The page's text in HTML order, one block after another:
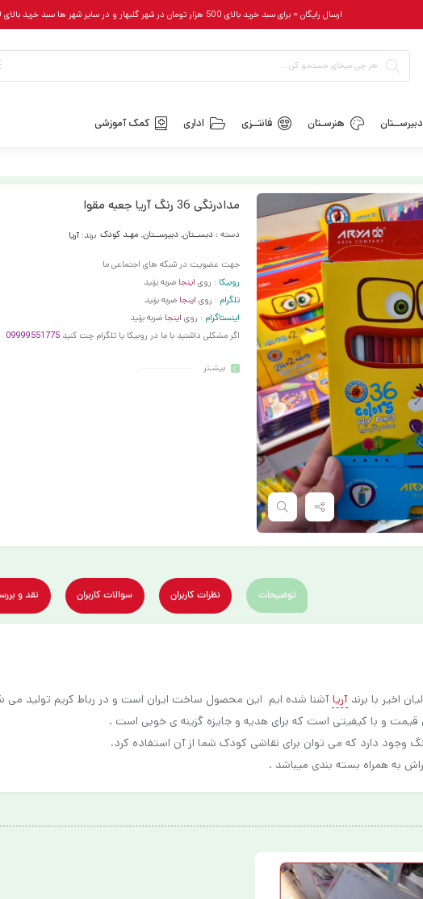
ارسال رایگان = برای سبد خرید بالای 500 هزار تومان در شهر گلبهار و در سایر شهر ها سبد خرید بالای 800 هزار تومان
دبیرســتان هنرسـتان فانتــزی اداری کمک آموزشی
مدادرنگی 36 رنگ آریا جعبه مقوا
دسته :دبســتان,دبیرســتان, مهـد کودک برند:آریا
جهت عضویت در شبکه های اجتماعی ما
روبیکا : روی اینجا ضربه بزنید
تلگرام : روی اینجا ضربه بزنید
اینستاگرام : روی اینجا ضربه بزنید
اگر مشکلی داشتید با ما در روبیکا یا تلگرام چت کنید09999551775
بیشـتر
توضیحات نظرات کاربران سوالات کاربران نقد و
آریا آشنا شده ایم این محصول ساخت ایران است و در رباط کریم تولید می